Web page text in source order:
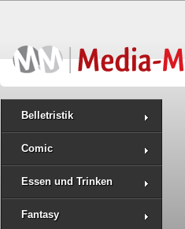
Belletristik
Comic
Essen und Trinken
Fantasy